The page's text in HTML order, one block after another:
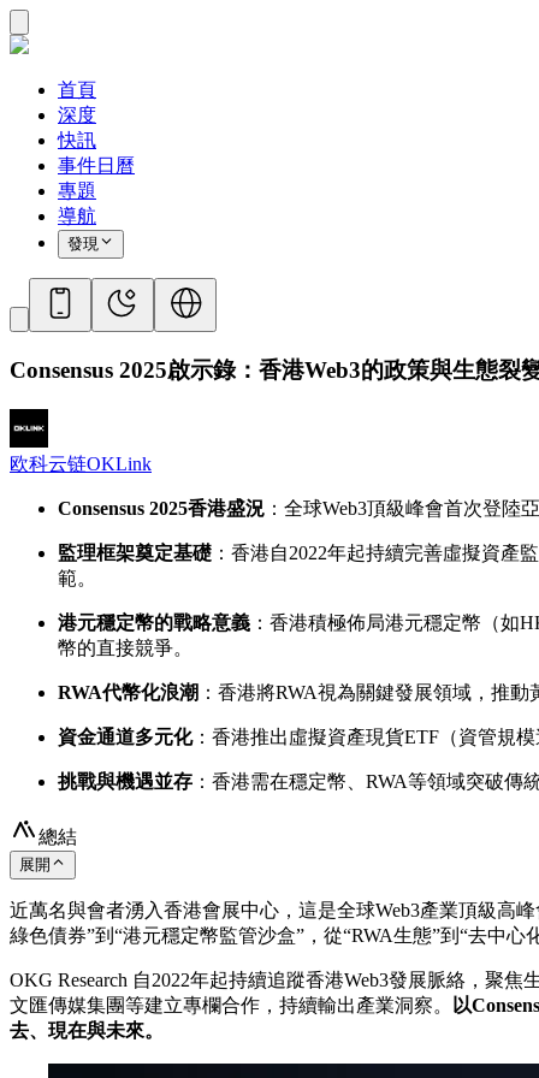
首頁
深度
快訊
事件日曆
專題
導航
發現
Consensus 2025啟示錄：香港Web3的政策與生態
欧科云链OKLink
Consensus 2025香港盛況 ：全球Web3頂級峰會首次登
監理框架奠定基礎 ：香港自2022年起持續完善虛擬資產
範。
港元穩定幣的戰略意義 ：香港積極佈局港元穩定幣（如
幣的直接競爭。
RWA代幣化浪潮 ：香港將RWA視為關鍵發展領域，推
資金通道多元化：香港推出虛擬資產現貨ETF（資管規
挑戰與機遇並存 ：香港需在穩定幣、RWA等領域突破
總結
展開
近萬名與會者湧入香港會展中心，這是全球Web3產業頂級高
綠色債券”到“港元穩定幣監管沙盒”，從“RWA生態”到“去中
OKG Research 自2022年起持續追蹤香港Web3發展脈絡，聚
文匯傳媒集團等建立專欄合作，持續輸出產業洞察。
以
去、現在與未來。